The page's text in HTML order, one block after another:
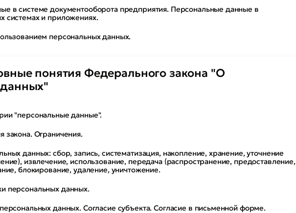
по защите
в системе документооборота предприятия. Персональные данные в
системах и приложениях.
персональных данных.
понятия Федерального закона "О
"персональные данные".
закона. Ограничения.
данных: сбор, запись, систематизация, накопление, хранение, уточнение
извлечение, использование, передача (распространение, предоставление,
блокирование, удаление, уничтожение.
персональных данных.
данных. Согласие субъекта. Согласие в письменной форме.